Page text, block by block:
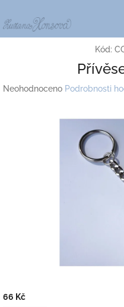
na
obsah
Kód:
Průměrné
Neohodnoceno Podrobnosti
66 Kč